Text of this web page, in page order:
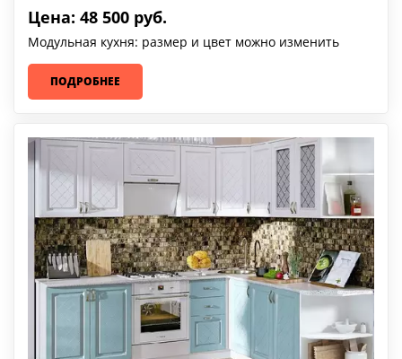
Цена: 48 500 руб.
Модульная кухня: размер и цвет можно изменить
ПОДРОБНЕЕ